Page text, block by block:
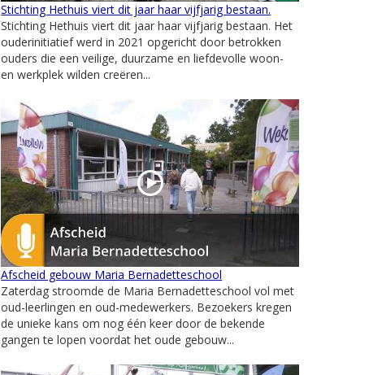
Stichting Hethuis viert dit jaar haar vijfjarig bestaan.
Stichting Hethuis viert dit jaar haar vijfjarig bestaan. Het
ouderinitiatief werd in 2021 opgericht door betrokken
ouders die een veilige, duurzame en liefdevolle woon-
en werkplek wilden creëren...
Afscheid gebouw Maria Bernadetteschool
Zaterdag stroomde de Maria Bernadetteschool vol met
oud-leerlingen en oud-medewerkers. Bezoekers kregen
de unieke kans om nog één keer door de bekende
gangen te lopen voordat het oude gebouw...